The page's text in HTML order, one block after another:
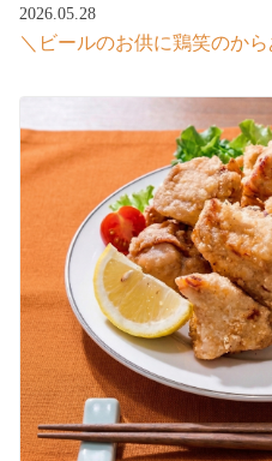
2026.05.28
＼ビールのお供に鶏笑のか